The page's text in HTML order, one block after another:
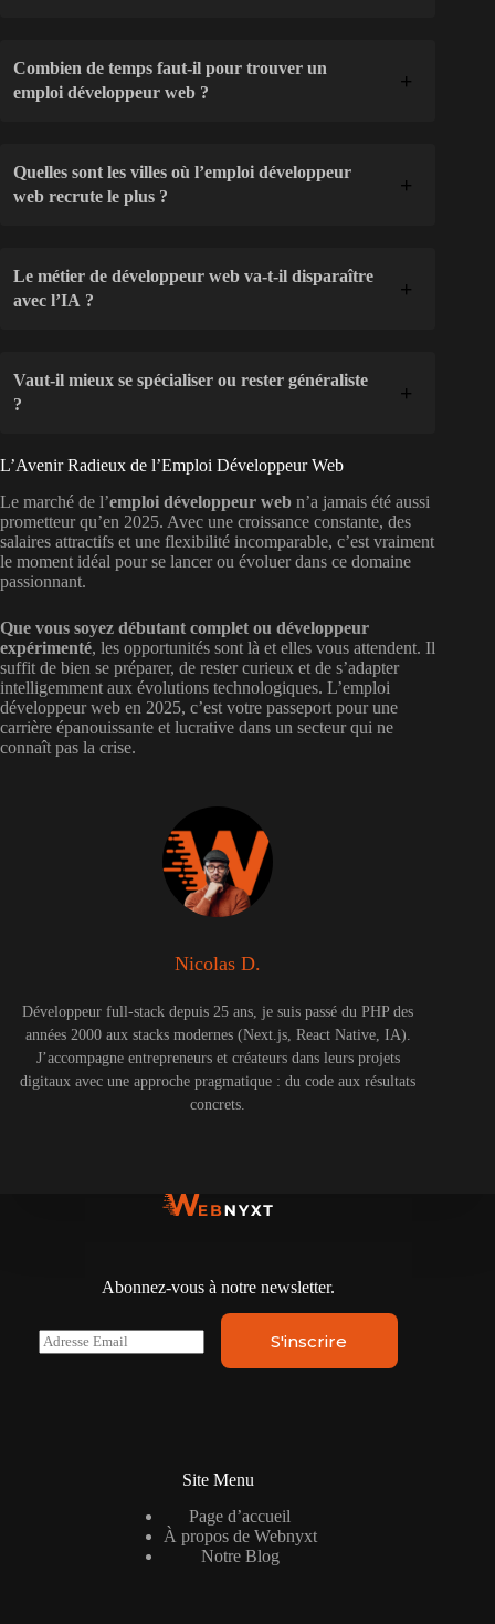
Combien de temps faut-il pour trouver un
emploi développeur web ?
Quelles sont les villes où l’emploi développeur
web recrute le plus ?
Le métier de développeur web va-t-il disparaître
avec l’IA ?
Vaut-il mieux se spécialiser ou rester généraliste
?
L’Avenir Radieux de l’Emploi Développeur Web
Le marché de l’emploi développeur web n’a jamais été aussi
prometteur qu’en 2025. Avec une croissance constante, des
salaires attractifs et une flexibilité incomparable, c’est vraiment
le moment idéal pour se lancer ou évoluer dans ce domaine
passionnant.
Que vous soyez débutant complet ou développeur
expérimenté, les opportunités sont là et elles vous attendent. Il
suffit de bien se préparer, de rester curieux et de s’adapter
intelligemment aux évolutions technologiques. L’emploi
développeur web en 2025, c’est votre passeport pour une
carrière épanouissante et lucrative dans un secteur qui ne
connaît pas la crise.
Nicolas D.
Développeur full-stack depuis 25 ans, je suis passé du PHP des
années 2000 aux stacks modernes (Next.js, React Native, IA).
J’accompagne entrepreneurs et créateurs dans leurs projets
digitaux avec une approche pragmatique : du code aux résultats
concrets.
Abonnez-vous à notre newsletter.
E
m
S'inscrire
Site Menu
Page d’accueil
À propos de Webnyxt
Notre Blog